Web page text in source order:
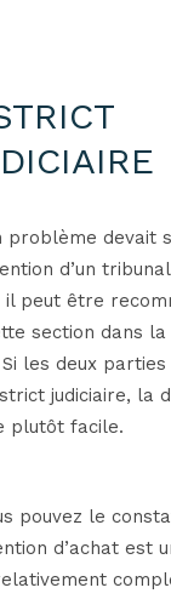
problème devait
d’un
il peut être
section dans
Si les deux
judiciaire, la
plutôt facile.
pouvez le
d’achat est